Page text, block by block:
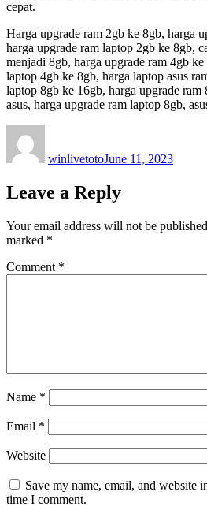
cepat.
Harga upgrade ram 2gb ke 8gb, harga
harga upgrade ram laptop 2gb ke 8gb,
menjadi 8gb, harga upgrade ram 4gb
laptop 4gb ke 8gb, harga laptop asus
laptop 8gb ke 16gb, harga upgrade ram
asus, harga upgrade ram laptop 8gb,
winlivetotoJune 11, 2023
Leave a Reply
Your email address will not be
marked *
Comment *
Name *
Email *
Website
Save my name, email, and website
time I comment.